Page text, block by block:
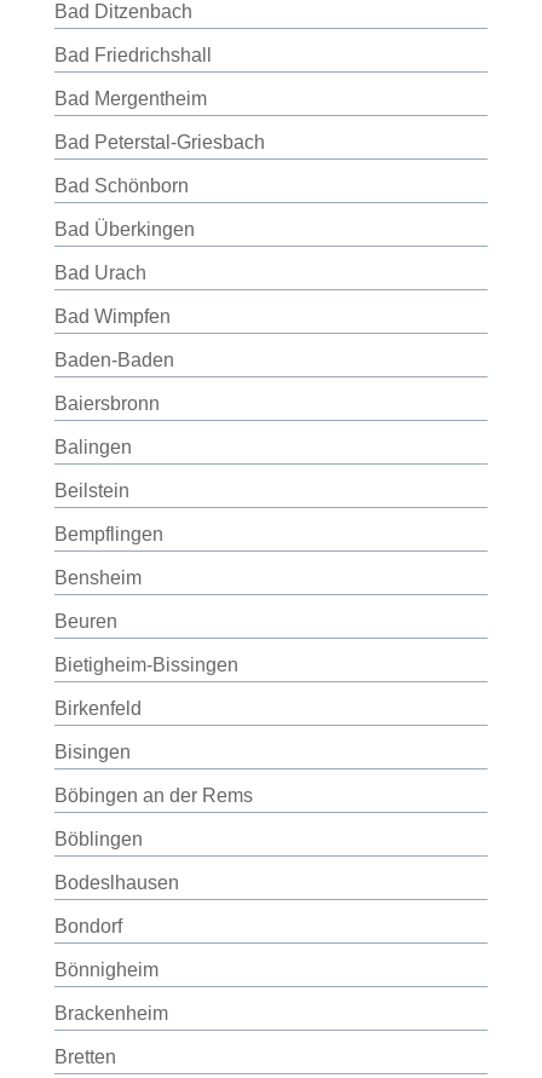
Bad Ditzenbach
Bad Friedrichshall
Bad Mergentheim
Bad Peterstal-Griesbach
Bad Schönborn
Bad Überkingen
Bad Urach
Bad Wimpfen
Baden-Baden
Baiersbronn
Balingen
Beilstein
Bempflingen
Bensheim
Beuren
Bietigheim-Bissingen
Birkenfeld
Bisingen
Böbingen an der Rems
Böblingen
Bodeslhausen
Bondorf
Bönnigheim
Brackenheim
Bretten